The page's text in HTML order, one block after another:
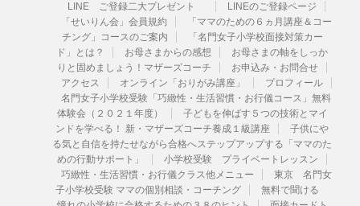
LINE ご登録二大プレゼント
LINEのご登録ページ
「せいりん会」会員規約
「ママのための６ヵ月講座＆コー
チング」コースのご案内
「名門女子小学校面接対策カー
ド」とは？
お母さまからの感想
お母さまの軸をしっか
りと固めましょう！マザーズコーチ
お申込み・お問合せ
アクセス
オンライン「おりがみ講座」
プロフィール
名門女子小学校受験「巧緻性・生活習慣・お行儀コース」無料
体験会（２０２１年度）
子どもを伸ばす５つの技術とマイ
ンドを学べる！ 新・マザーズコーチ養成１級講座
子供にや
る気と自信を持たせながら合格へステップアップする「ママのた
めの行動サポート」
小学校受験 プライベートレッスン
巧緻性・生活習慣・お行儀クラス他メニュー
東京 名門女
子小学校受験 ママの個別相談・コーチング
無料で聞ける